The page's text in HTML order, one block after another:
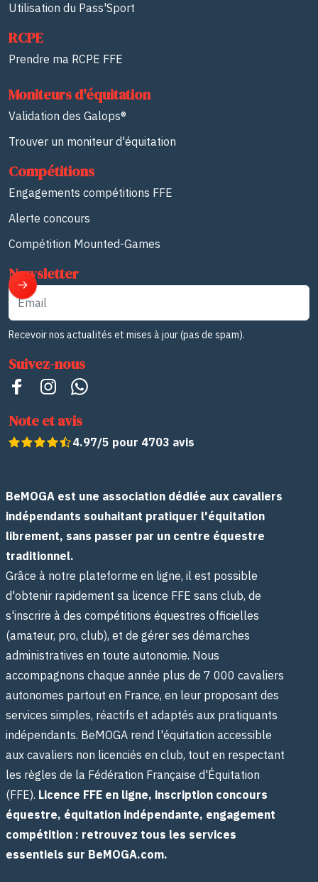
Utilisation du Pass'Sport
RCPE
Prendre ma RCPE FFE
Moniteurs d'équitation
Validation des Galops®
Trouver un moniteur d'équitation
Compétitions
Engagements compétitions FFE
Alerte concours
Compétition Mounted-Games
Newsletter
Email
Recevoir nos actualités et mises à jour (pas de spam).
Suivez-nous
Note et avis
4.97/5 pour 4703 avis
BeMOGA est une association dédiée aux cavaliers
indépendants souhaitant pratiquer l'équitation
librement, sans passer par un centre équestre
traditionnel.
Grâce à notre plateforme en ligne, il est possible
d'obtenir rapidement sa licence FFE sans club, de
s'inscrire à des compétitions équestres officielles
(amateur, pro, club), et de gérer ses démarches
administratives en toute autonomie. Nous
accompagnons chaque année plus de 7 000 cavaliers
autonomes partout en France, en leur proposant des
services simples, réactifs et adaptés aux pratiquants
indépendants. BeMOGA rend l'équitation accessible
aux cavaliers non licenciés en club, tout en respectant
les règles de la Fédération Française d'Équitation
(FFE). Licence FFE en ligne, inscription concours
équestre, équitation indépendante, engagement
compétition : retrouvez tous les services
essentiels sur BeMOGA.com.